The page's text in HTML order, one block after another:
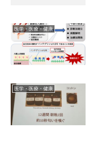
医学・医療・健康
医学・医療・健康